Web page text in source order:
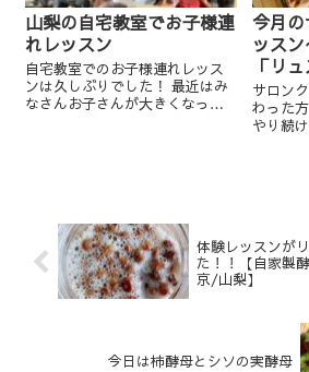
山梨の自宅教室でお子様連
れレッスン
自宅教室でのお子様連れレッス
ンは久しぶりでした！ 最近はみ
なさんお子さんが大きくなっ
今月
ッス
「リ
サロン
わった
やり続
体験レッスンが
た！！【自家製
京/山梨】
今日は柿酵母とシソの実酵母